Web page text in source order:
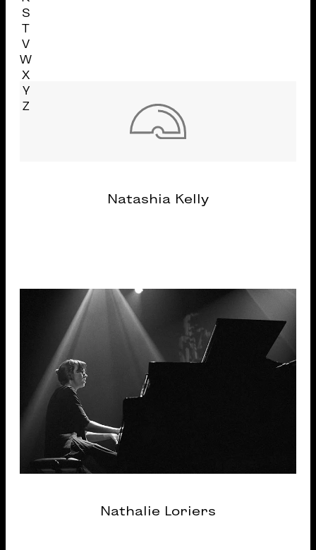
S
T
V
W
X
Y
Z
Natashia Kelly
Nathalie Loriers